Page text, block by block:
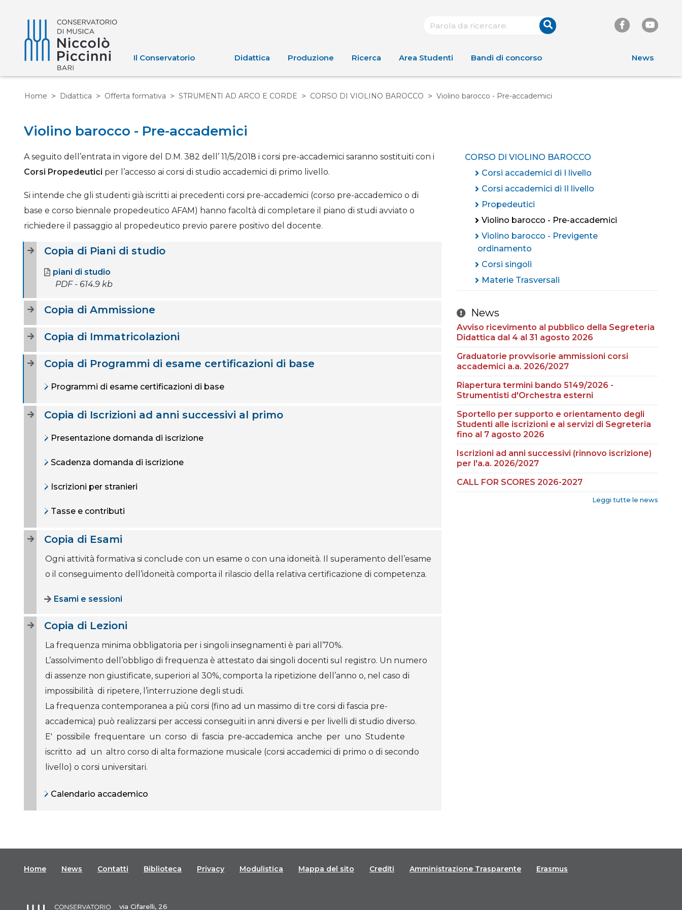
Il Conservatorio Didattica Produzione Ricerca Area Studenti Bandi di concorso News
Home Didattica Offerta formativa STRUMENTI AD ARCO E CORDE CORSO DI VIOLINO BAROCCO Violino barocco - Pre-accademici
Violino barocco - Pre-accademici
A seguito dell’entrata in vigore del D.M. 382 dell’ 11/5/2018 i corsi pre-accademici saranno sostituiti con i
Corsi Propedeutici per l’accesso ai corsi di studio accademici di primo livello.
Si intende che gli studenti già iscritti ai precedenti corsi pre-accademici (corso pre-accademico o di
base e corso biennale propedeutico AFAM) hanno facoltà di completare il piano di studi avviato o
richiedere il passaggio al propedeutico previo parere positivo del docente.
Copia di Piani di studio
piani di studio
PDF - 614.9 kb
Copia di Ammissione
Copia di Immatricolazioni
Copia di Programmi di esame certificazioni di base
Programmi di esame certificazioni di base
Copia di Iscrizioni ad anni successivi al primo
Presentazione domanda di iscrizione
Scadenza domanda di iscrizione
Iscrizioni per stranieri
Tasse e contributi
Copia di Esami
Ogni attività formativa si conclude con un esame o con una idoneità. Il superamento dell’esame
o il conseguimento dell’idoneità comporta il rilascio della relativa certificazione di competenza.
Esami e sessioni
Copia di Lezioni
La frequenza minima obbligatoria per i singoli insegnamenti è pari all’70%.
L’assolvimento dell’obbligo di frequenza è attestato dai singoli docenti sul registro. Un numero
di assenze non giustificate, superiori al 30%, comporta la ripetizione dell’anno o, nel caso di
impossibilità di ripetere, l’interruzione degli studi.
La frequenza contemporanea a più corsi (fino ad un massimo di tre corsi di fascia pre-
accademica) può realizzarsi per accessi conseguiti in anni diversi e per livelli di studio diverso.
E' possibile frequentare un corso di fascia pre-accademica anche per uno Studente
iscritto ad un altro corso di alta formazione musicale (corsi accademici di primo o di secondo
livello) o corsi universitari.
Calendario accademico
CORSO DI VIOLINO BAROCCO
Corsi accademici di I livello
Corsi accademici di II livello
Propedeutici
Violino barocco - Pre-accademici
Violino barocco - Previgente
ordinamento
Corsi singoli
Materie Trasversali
News
Avviso ricevimento al pubblico della Segreteria
Didattica dal 4 al 31 agosto 2026
Graduatorie provvisorie ammissioni corsi
accademici a.a. 2026/2027
Riapertura termini bando 5149/2026 -
Strumentisti d'Orchestra esterni
Sportello per supporto e orientamento degli
Studenti alle iscrizioni e ai servizi di Segreteria
fino al 7 agosto 2026
Iscrizioni ad anni successivi (rinnovo iscrizione)
per l'a.a. 2026/2027
CALL FOR SCORES 2026-2027
Leggi tutte le news
Home News Contatti Biblioteca Privacy Modulistica Mappa del sito Crediti Amministrazione Trasparente Erasmus
via Cifarelli, 26